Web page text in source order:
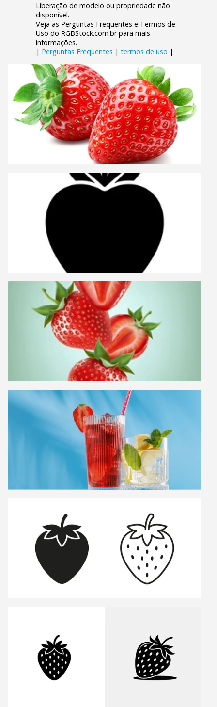
Liberação de modelo ou propriedade não
disponível.
Veja as Perguntas Frequentes e Termos de
Uso do RGBStock.com.br para mais
informações.
| Perguntas Frequentes | termos de uso |